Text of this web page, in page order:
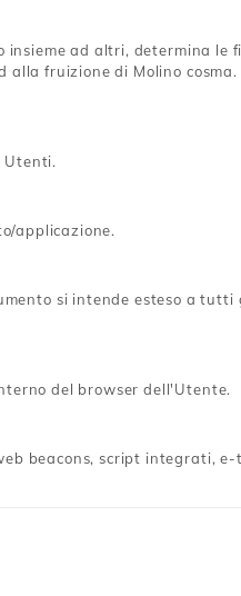
insieme ad altri, determina
fruizione di Molino
Utenti.
applicazione.
si intende esteso a
del browser dell'Utente.
beacons, script integrati,